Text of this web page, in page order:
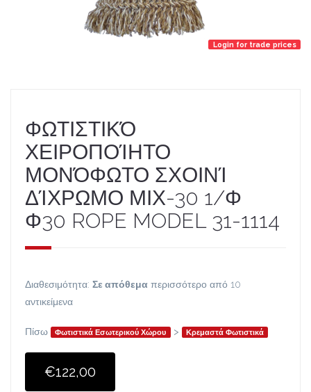
Login for trade prices
ΦΩΤΙΣΤΙΚΌ
ΧΕΙΡΟΠΟΊΗΤΟ
ΜΟΝΌΦΩΤΟ ΣΧΟΙΝΊ
ΔΊΧΡΩΜΟ ΜΙΧ-30 1/Φ
Φ30 ROPE MODEL 31-1114
Διαθεσιμότητα: Σε απόθεμα περισσότερο από 10
αντικείμενα
Πίσω Φωτιστικά Εσωτερικού Χώρου > Κρεμαστά Φωτιστικά
€122,00